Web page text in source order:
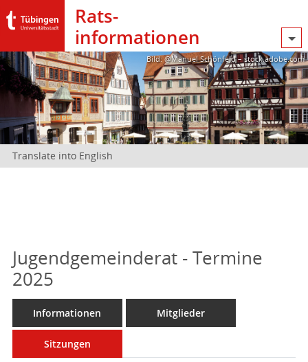
Rats­
informationen
Bild: @Manuel Schönfeld – stock.adobe.com
Translate into English
Jugendgemeinderat - Termine
2025
Informationen Mitglieder
Sitzungen